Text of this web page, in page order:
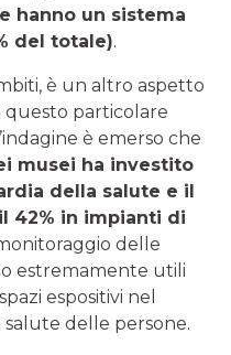
hanno un sistema
del totale).
è un altro aspetto
questo particolare
è emerso che
musei ha investito
della salute e il
42% in impianti di
delle
estremamente utili
espositivi nel
delle persone.